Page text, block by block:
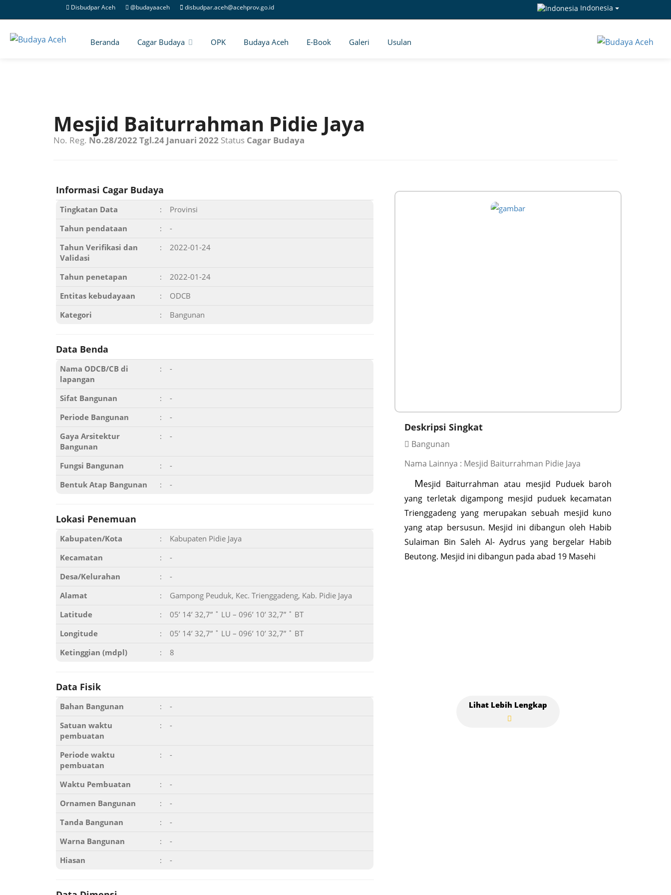
Disbudpar Aceh @budayaaceh disbudpar.aceh@acehprov.go.id Indonesia
Beranda Cagar Budaya OPK Budaya Aceh E-Book Galeri Usulan
Mesjid Baiturrahman Pidie Jaya
No. Reg. No.28/2022 Tgl.24 Januari 2022 Status Cagar Budaya
Informasi Cagar Budaya
Tingkatan Data :
Provinsi
Tahun pendataan
:
-
Tahun Verifikasi dan
Validasi
: 2022-01-24
Tahun penetapan :
2022-01-24
Entitas kebudayaan
:
ODCB
Kategori
: Bangunan
Data Benda
Nama ODCB/CB di
lapangan
: -
Sifat Bangunan :
-
Periode Bangunan
:
-
Gaya Arsitektur
Bangunan
: -
Fungsi Bangunan :
-
Bentuk Atap Bangunan
: -
Lokasi Penemuan
Kabupaten/Kota :
Kabupaten Pidie Jaya
Kecamatan
:
-
Desa/Kelurahan
:
-
Alamat
:
Gampong Peuduk, Kec. Trienggadeng, Kab. Pidie Jaya
Latitude
:
05’ 14’ 32,7” ˚ LU – 096’ 10’ 32,7” ˚ BT
Longitude
:
05’ 14’ 32,7” ˚ LU – 096’ 10’ 32,7” ˚ BT
Ketinggian (mdpl)
: 8
Data Fisik
Bahan Bangunan :
-
Satuan waktu
pembuatan
: -
Periode waktu
pembuatan
: -
Waktu Pembuatan :
-
Ornamen Bangunan
:
-
Tanda Bangunan
:
-
Warna Bangunan
:
-
Hiasan
: -
Deskripsi Singkat
Bangunan
Nama Lainnya : Mesjid Baiturrahman Pidie Jaya
Mesjid Baiturrahman atau mesjid Puduek baroh
yang terletak digampong mesjid puduek kecamatan
Trienggadeng yang merupakan sebuah mesjid kuno
yang atap bersusun. Mesjid ini dibangun oleh Habib
Sulaiman Bin Saleh Al- Aydrus yang bergelar Habib
Beutong. Mesjid ini dibangun pada abad 19 Masehi